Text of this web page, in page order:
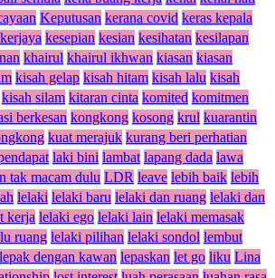
Keputusan kerana covid keras kepala
kerjaya kesepian kesian kesihatan kesilapan
khairul khairul ikhwan kiasan kiasan
kisah gelap kisah hitam kisah lalu kisah
kisah silam kitaran cinta komited komitmen
berkesan kongkong kosong krul kuarantin
kuat merajuk kurang beri perhatian
laki bini lambat lapang dada lawa
tak macam dulu LDR leave lebih baik lebih
lelaki lelaki baru lelaki dan ruang lelaki dan
kerja lelaki ego lelaki lain lelaki memasak
ruang lelaki pilihan lelaki sondol lembut
lepak dengan kawan lepaskan let go liku Lina